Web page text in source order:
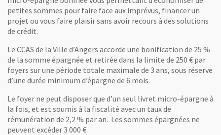
petites sommes pour faire face aux imprévus, financer un
projet ou vous faire plaisir sans avoir recours à des solutions
de crédit.
Le CCAS de la Ville d’Angers accorde une bonification de 25 %
de la somme épargnée et retirée dans la limite de 250 € par
foyers sur une période totale maximale de 3 ans, sous réserve
d’une durée minimum d’épargne de 6 mois.
Le foyer ne peut disposer que d’un seul livret micro-épargne à
la fois, et est soumis à la fiscalité avec un taux de
rémunération de 2,2 % par an. Les sommes épargnées ne
peuvent excéder 3 000 €.